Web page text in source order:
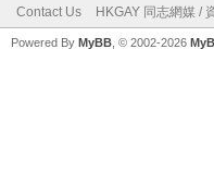
Contact Us HKGAY 同志網媒 /
Powered By MyBB , © 2002-2026